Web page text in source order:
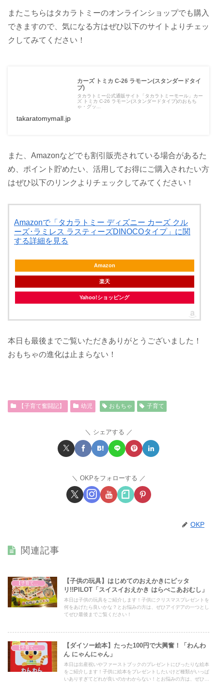
またこちらはタカラトミーのオンラインショップでも購入
できますので、気になる方はぜひ以下のサイトよりチェッ
クしてみてください！
カーズ トミカ C-26 ラモーン(スタンダードタイ
プ)
タカラトミー公式通販サイト「タカラトミーモール」カー
ズ トミカ C-26 ラモーン(スタンダードタイプ)のおもち
ゃ・グッ...
takaratomymall.jp
また、Amazonなどでも割引販売されている場合があるた
め、ポイント貯めたい、活用してお得にご購入されたい方
はぜひ以下のリンクよりチェックしてみてください！
Amazonで「タカラトミー ディズニー カーズ クル
ーズ･ラミレス ラスティーズDINOCOタイプ」に関
する詳細を見る
Amazon
楽天
Yahoo!ショッピング
本日も最後までご覧いただきありがとうございました！
おもちゃの進化は止まらない！
【子育て奮闘記】 幼児 おもちゃ 子育て
シェアする
OKPをフォローする
OKP
関連記事
【子育て奮闘記】
【子供の玩具】はじめてのおえかきにピッタ
リ!!PILOT「スイスイおえかき はらぺこあおむし」
本日は子供の玩具をご紹介します！子供にクリスマスプレゼントを
何をあげたら良いかな？とお悩みの方は、ぜひアイデアの一つとし
てぜひ最後までご覧ください！
【子育て奮闘記】
【ダイソー絵本】たった100円で大興奮！「わんわ
ん にゃんにゃん」
本日は出産祝いやファーストブックのプレゼントにぴったりな絵本
をご紹介します！子供に絵本をプレゼントしたいけど種類がいっぱ
いありすぎてどれが良いのかわからない！とお悩みの方は、ぜひア